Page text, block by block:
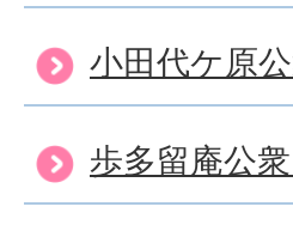
小田代ケ原
歩多留庵公